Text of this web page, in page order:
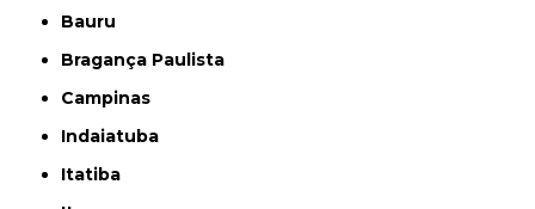
Bauru
Bragança Paulista
Campinas
Indaiatuba
Itatiba